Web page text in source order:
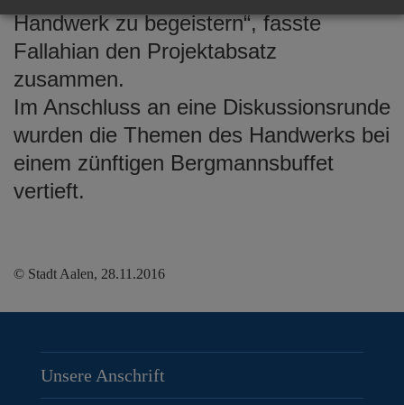
Handwerk zu begeistern“, fasste
Fallahian den Projektabsatz
zusammen.
Im Anschluss an eine Diskussionsrunde
wurden die Themen des Handwerks bei
einem zünftigen Bergmannsbuffet
vertieft.
© Stadt Aalen, 28.11.2016
Unsere Anschrift